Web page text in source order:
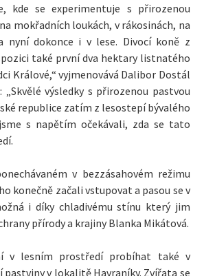
kde se experimentuje s přirozenou
mokřadních loukách, v rákosinách, na
nyní dokonce i v lese. Divocí koně z
také první dva hektary listnatého
Králové,“ vyjmenovává Dalibor Dostál
výsledky s přirozenou pastvou
republice zatím z lesostepí bývalého
s napětím očekávali, zda se tato
v bezzásahovém režimu
konečně začali vstupovat a pasou se v
i díky chladivému stínu který jim
přírody a krajiny Blanka Mikátová.
v lesním prostředí probíhat také v
v lokalitě Havraníky. Zvířata se